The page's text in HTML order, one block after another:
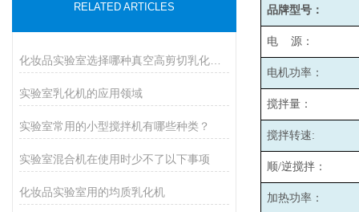
RELATED ARTICLES
实验室乳化机的应用领域
实验室常用的小型搅拌机有哪些种类？
实验室混合机在使用时少不了以下事项
化妆品实验室用的均质乳化机
品牌型号：
电 源：
电机功率：
搅拌量：
搅拌转速:
顺/逆搅拌：
加热功率：